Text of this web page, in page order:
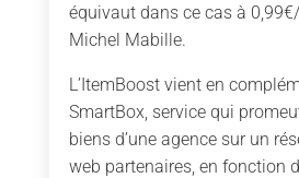
équivaut dans ce cas à
Michel Mabille.
L’ItemBoost vient en
SmartBox, service qui
biens d’une agence sur un
web partenaires, en fonction